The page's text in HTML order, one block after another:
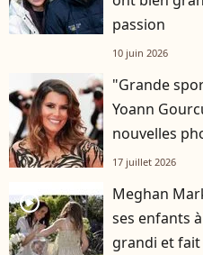
passion
10 juin 2026
"Grande
Yoann
nouvelles
17 juillet 2026
player2
Meghan
ses enfants
grandi et